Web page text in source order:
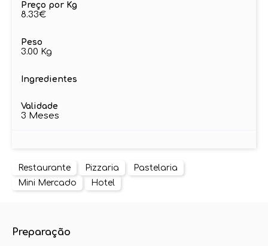
Preço por Kg
8.33€
Peso
3.00 Kg
Ingredientes
Validade
3 Meses
Restaurante Pizzaria
Pastelaria
Mini Mercado
Hotel
Preparação